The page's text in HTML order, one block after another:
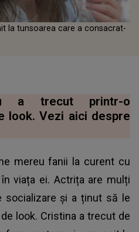
la tunsoarea care a consacrat-
a trecut printr-o
look. Vezi aici despre
mereu fanii la curent cu
viața ei. Actrița are mulți
socializare și a ținut să le
look. Cristina a trecut de